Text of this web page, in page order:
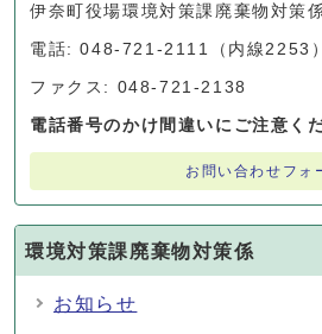
伊奈町役場環境対策課廃棄物対策
電話: 048-721-2111（内線2253）
ファクス: 048-721-2138
電話番号のかけ間違いにご注意く
お問い合わせフォ
環境対策課廃棄物対策係
お知らせ